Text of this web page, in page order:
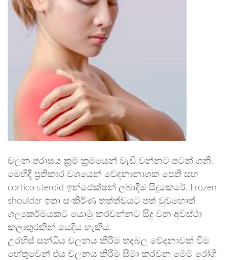
චලන පරාසය ක්‍රම ක්‍රමයෙන් වැඩි වන්නට පටන් ගනී.
මෙහිදී ප්‍රතිකාර වශයෙන් වේදනානාශක පෙති සහ
cortico steroid ඉන්ජෙක්ෂන් ලබාදීම සිදුකෙරේ. Frozen
shoulder ඉතා සංකීර්ණ තත්ත්වයට පත් වුවහොත්
ශල්‍යකර්මයකට යොමු කරවන්නට සිදු වන අවස්ථා
කලාතුරකින් යෙදිය හැකිය.
උරහිස් සන්ධිය චලනය කිරීම තදබල වේදනාවක් වීම
හේතුවෙන් එය චලනය කිරීම සීමා කරවන මෙම රෝගී